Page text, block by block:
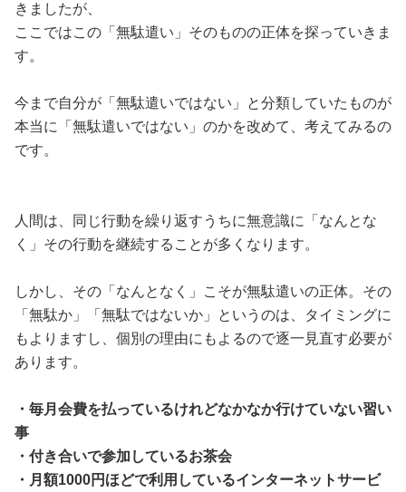
きましたが、
ここではこの「無駄遣い」そのものの正体を探っていきま
す。
今まで自分が「無駄遣いではない」と分類していたものが
本当に「無駄遣いではない」のかを改めて、考えてみるの
です。
人間は、同じ行動を繰り返すうちに無意識に「なんとな
く」その行動を継続することが多くなります。
しかし、その「なんとなく」こそが無駄遣いの正体。その
「無駄か」「無駄ではないか」というのは、タイミングに
もよりますし、個別の理由にもよるので逐一見直す必要が
あります。
・毎月会費を払っているけれどなかなか行けていない習い
事
・付き合いで参加しているお茶会
・月額1000円ほどで利用しているインターネットサービ